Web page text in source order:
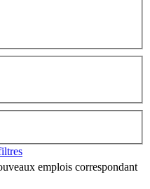
emplois correspondant